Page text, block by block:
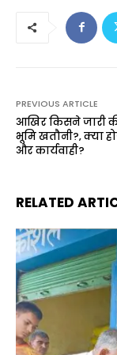
PREVIOUS ARTICLE
आखिर किसने जारी
भूमि खतौनी?‚ क्या
और कार्यवाही?
RELATED